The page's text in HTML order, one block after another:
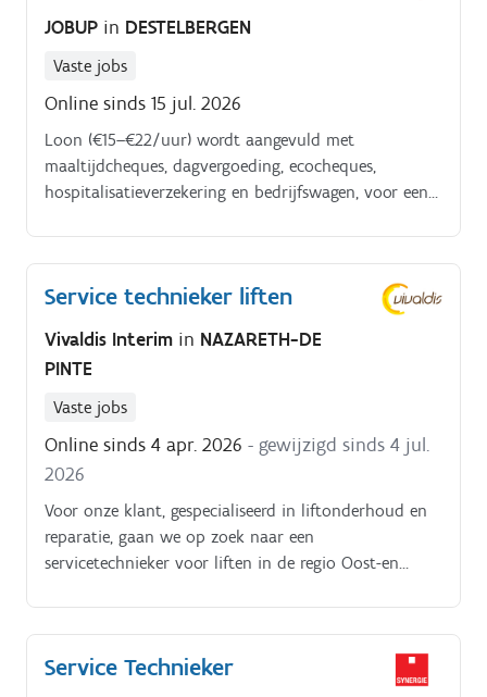
JOBUP in DESTELBERGEN
Vaste jobs
Online sinds 15 jul. 2026
Loon (€15–€22/uur) wordt aangevuld met
maaltijdcheques, dagvergoeding, ecocheques,
hospitalisatieverzekering en bedrijfswagen, voor een
Detecteren, analyseren en diagnosticeren van
technische problemen en storingen in professionele
apparatuur en installaties, zowel preventief als bij
Service technieker liften
Vivaldis Interim in NAZARETH-DE
PINTE
Vaste jobs
Online sinds 4 apr. 2026 - gewijzigd sinds 4 jul.
2026
Voor onze klant, gespecialiseerd in liftonderhoud en
reparatie, gaan we op zoek naar een
servicetechnieker voor liften in de regio Oost-en
bekijkt de planning van de dag op jouw tablet;Je
staat in voor onderhoudsbeurten of geplande
Service Technieker